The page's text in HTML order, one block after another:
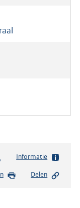
Informatie
Delen